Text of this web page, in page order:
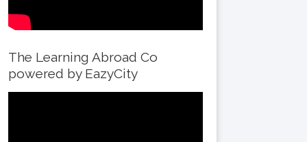
The Learning Abroad Co
powered by EazyCity